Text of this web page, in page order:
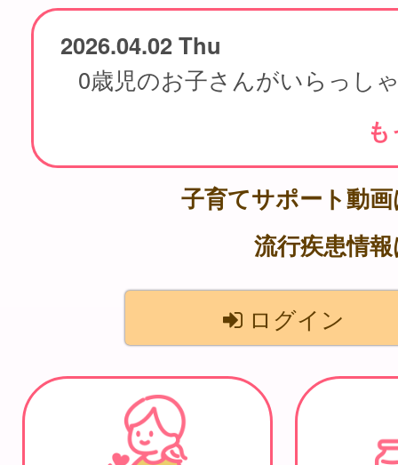
2026.04.02 Thu
子育てサポート動
流行疾患情
ログイン